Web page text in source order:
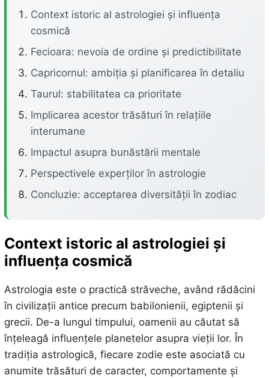
Context istoric al astrologiei și influența
cosmică
Fecioara: nevoia de ordine și predictibilitate
Capricornul: ambiția și planificarea în detaliu
Taurul: stabilitatea ca prioritate
Implicarea acestor trăsături în relațiile
interumane
Impactul asupra bunăstării mentale
Perspectivele experților în astrologie
Concluzie: acceptarea diversității în zodiac
Context istoric al astrologiei și
influența cosmică
Astrologia este o practică străveche, având rădăcini
în civilizații antice precum babilonienii, egiptenii și
grecii. De-a lungul timpului, oamenii au căutat să
înțeleagă influențele planetelor asupra vieții lor. În
tradiția astrologică, fiecare zodie este asociată cu
anumite trăsături de caracter, comportamente și